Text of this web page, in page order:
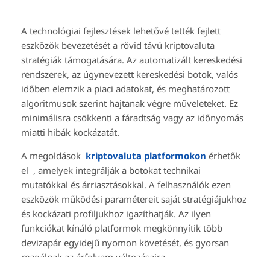
A technológiai fejlesztések lehetővé tették fejlett
eszközök bevezetését a rövid távú kriptovaluta
stratégiák támogatására. Az automatizált kereskedési
rendszerek, az úgynevezett kereskedési botok, valós
időben elemzik a piaci adatokat, és meghatározott
algoritmusok szerint hajtanak végre műveleteket. Ez
minimálisra csökkenti a fáradtság vagy az időnyomás
miatti hibák kockázatát.
A megoldások kriptovaluta platformokon érhetők
el , amelyek integrálják a botokat technikai
mutatókkal és árriasztásokkal. A felhasználók ezen
eszközök működési paramétereit saját stratégiájukhoz
és kockázati profiljukhoz igazíthatják. Az ilyen
funkciókat kínáló platformok megkönnyítik több
devizapár egyidejű nyomon követését, és gyorsan